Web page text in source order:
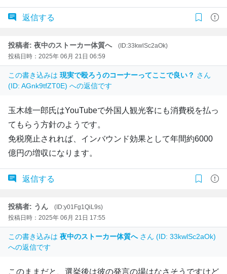
返信する
投稿者: 夜中のストーカー体質へ
(ID:33kwlSc2aOk)
投稿日時：2025年 06月 21日 06:59
この書き込みは 現実で殴ろうのコーナーってここで良い？ さん
(ID: AGnk9tfZT0E) への返信です
玉木雄一郎氏はYouTubeで外国人観光客にも消費税を払っ
てもらう方針のようです。
免税廃止されれば、インバウンド効果として年間約6000
億円の増収になります。
返信する
投稿者: うん
(ID:y01Fg1QiL9s)
投稿日時：2025年 06月 21日 17:55
この書き込みは 夜中のストーカー体質へ さん (ID: 33kwlSc2aOk)
への返信です
このままだと、選挙後は彼の発言の場はなさそうですけど